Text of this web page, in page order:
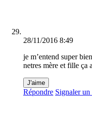
28/11/2016 8:49
je m’entend super
netres mère et fille ça
J'aime
Répondre Signaler un